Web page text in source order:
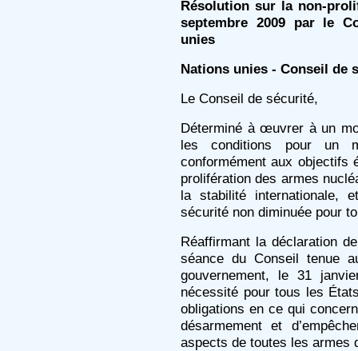
Résolution sur la non-
septembre 2009 par le
unies
Nations unies - Conseil de
Le Conseil de sécurité,
Déterminé à œuvrer à un
les conditions pour un
conformément aux objectifs
prolifération des armes
la stabilité internationale,
sécurité non diminuée pour
Réaffirmant la déclaration
séance du Conseil tenue
gouvernement, le 31
nécessité pour tous les
obligations en ce qui
désarmement et
aspects de toutes les armes